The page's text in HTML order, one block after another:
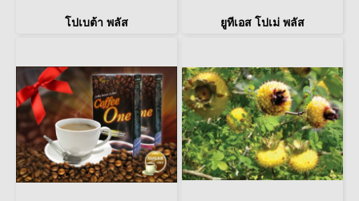
โปเบต้า พลัส ยูทีเอส โปเม่ พลัส